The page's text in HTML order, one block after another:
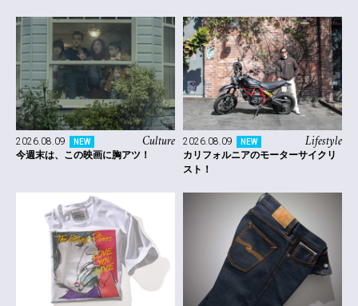
Culture
2026.08.09 NEW
今週末は、この映画に胸アツ！
Lifestyle
2026.08.09 NEW
カリフォルニアのモーターサイクリ
スト！